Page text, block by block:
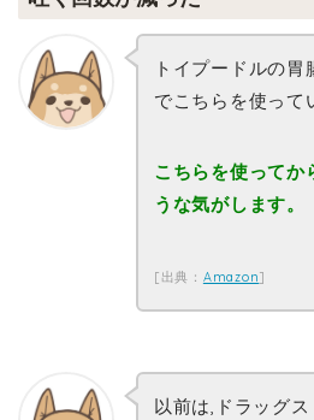
トイプードルの
でこちらを使って
こちらを使ってか
うな気がします。
[出典： Amazon]
以前は,ドラッグ